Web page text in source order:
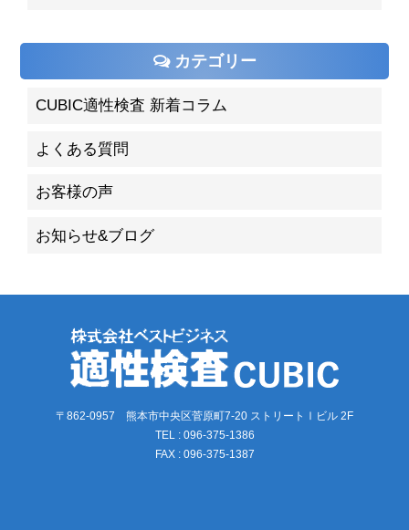
カテゴリー
CUBIC適性検査 新着コラム
よくある質問
お客様の声
お知らせ&ブログ
〒862-0957 熊本市中央区菅原町7-20 ストリートⅠビル 2F
TEL : 096-375-1386
FAX : 096-375-1387